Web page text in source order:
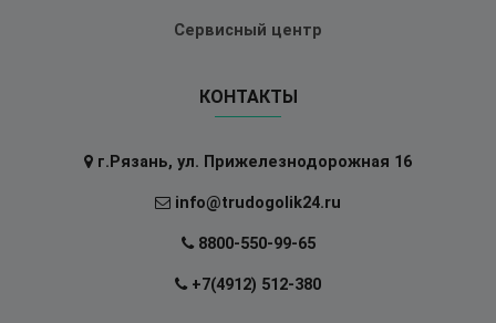
Сервисный центр
КОНТАКТЫ
г.Рязань, ул. Прижелезнодорожная 16
info@trudogolik24.ru
8800-550-99-65
+7(4912) 512-380